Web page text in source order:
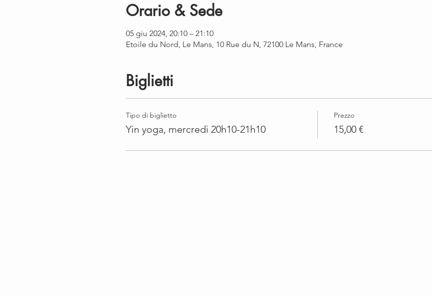
Orario & Sede
05 giu 2024, 20:10 – 21:10
Etoile du Nord, Le Mans, 10 Rue du N, 72100 Le Mans, France
Biglietti
Tipo di biglietto
Yin yoga, mercredi 20h10-21h10
Prezzo
15,00 €